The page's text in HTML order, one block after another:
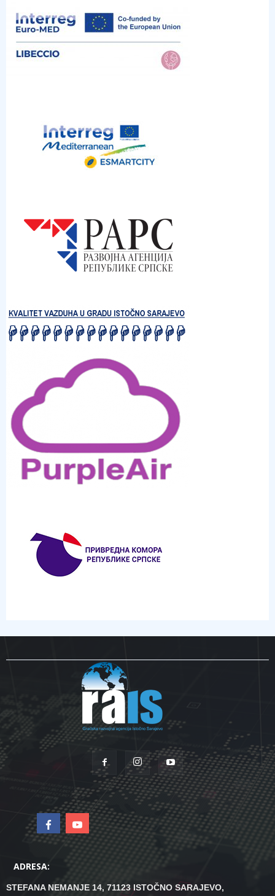
ADRESA:
STEFANA NEMANJE 14, 71123 ISTOČNO SARAJEVO,